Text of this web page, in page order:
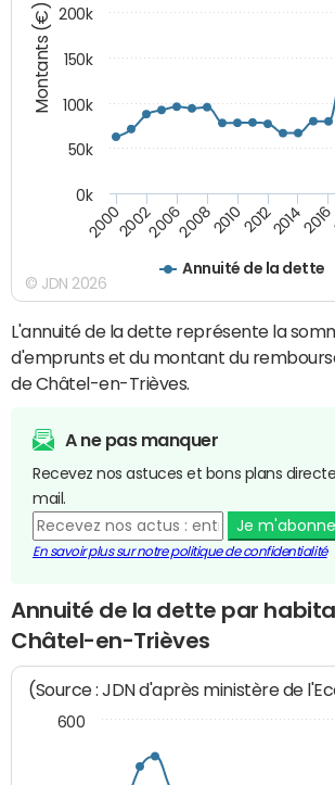
Montants (€)
Annuité de la dette
20002002200620082010201220142016
0k
50k
100k
150k
200k
© JDN 2026
L'annuité de la dette représente la
d'emprunts et du montant du
de Châtel-en-Trièves.
A ne pas manquer
Recevez nos astuces et bons plans
mail.
Je m'abonne
En savoir plus sur notre politique de confidentialité
Annuité de la dette par
Châtel-en-Trièves
(Source : JDN d'après ministère de
600